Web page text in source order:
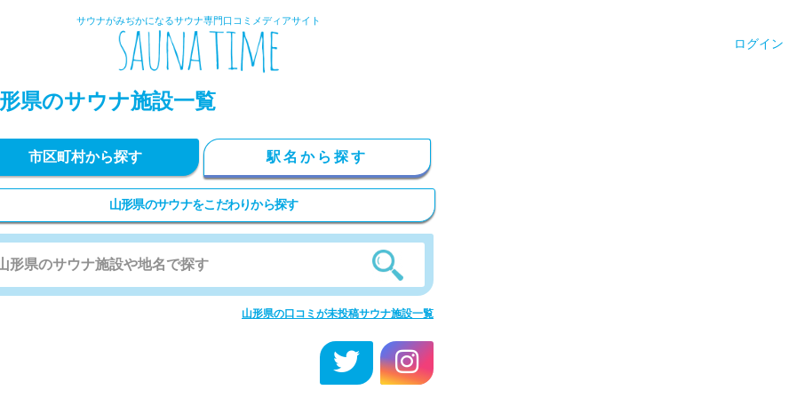
サウナがみぢかになるサウナ専門口コミメディアサイト
ログイン
県のサウナ施設一覧
市区町村から探す 駅名から探す
山形県のサウナをこだわりから探す
山形県の口コミが未投稿サウナ施設一覧